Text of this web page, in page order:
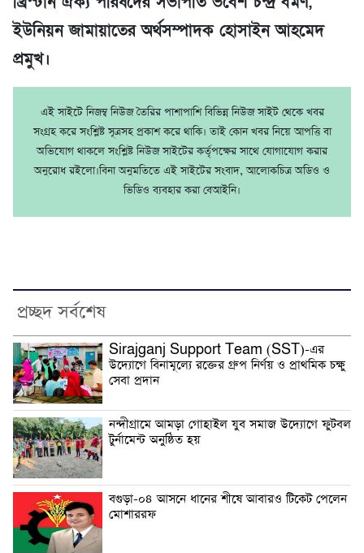
ইউনিয়ন জামায়াতের অর্থসম্পাদক হোসাইন আহমেদ
প্রমুখ।
এই সাইটে নিজম্ব নিউজ তৈরির পাশাপাশি বিভিন্ন নিউজ সাইট থেকে খবর
সংগ্রহ করে সংশ্লিষ্ট সূত্রসহ প্রকাশ করে থাকি। তাই কোন খবর নিয়ে আপত্তি বা
অভিযোগ থাকলে সংশ্লিষ্ট নিউজ সাইটের কর্তৃপক্ষের সাথে যোগাযোগ করার
অনুরোধ রইলো।বিনা অনুমতিতে এই সাইটের সংবাদ, আলোকচিত্র অডিও ও
ভিডিও ব্যবহার করা বেআইনি।
প্রচ্ছদ সর্বশেষ
Sirajganj Support Team (SST)-এর
উদ্যোগে বিনামূল্যে রক্তের গ্রুপ নির্ণয় ও প্রাথমিক চক্ষু
সেবা প্রদান
নন্দীগ্রামে আমড়া গোহাইল যুব সমাজ উদ্যোগে ফুটবল
টুর্নামেন্ট অনুষ্ঠিত হয়
বগুড়া-০৪ আসনে ধানের শীষে আবারও টিকেট পেলেন
মোশাররফ